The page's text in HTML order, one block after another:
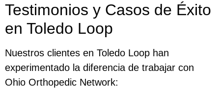
Testimonios y Casos de Éxito
en Toledo Loop
Nuestros clientes en Toledo Loop han
experimentado la diferencia de trabajar con
Ohio Orthopedic Network: